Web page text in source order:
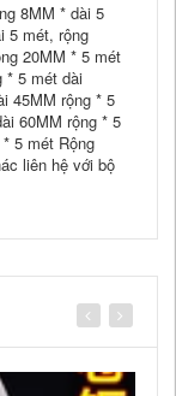
8MM * dài 5
5 mét, rộng
20MM * 5 mét
* 5 mét dài
45MM rộng * 5
60MM rộng * 5
5 mét Rộng
liên hệ với bộ